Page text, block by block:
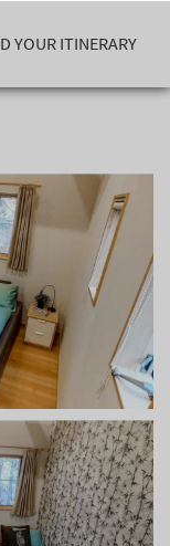
YOUR ITINERARY
Visibility
Conditions
Runs (%)
Road
-
Pressure
0